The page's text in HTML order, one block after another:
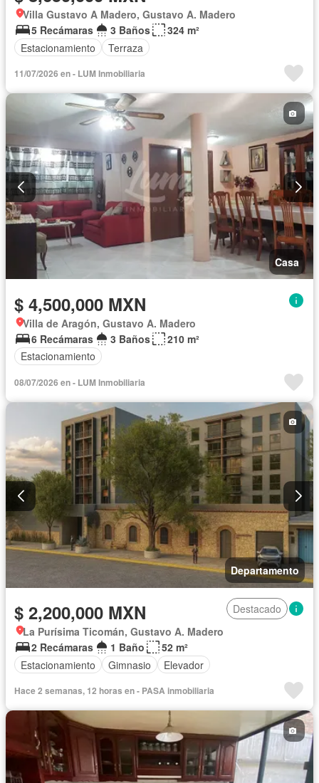
Villa Gustavo A Madero, Gustavo A. Madero
5 Recámaras
3 Baños
324 m²
Estacionamiento
Terraza
11/07/2026 en - LUM Inmobiliaria
Casa
$ 4,500,000 MXN
Villa de Aragón, Gustavo A. Madero
6 Recámaras
3 Baños
210 m²
Estacionamiento
08/07/2026 en - LUM Inmobiliaria
Departamento
$ 2,200,000 MXN
Destacado
La Purísima Ticomán, Gustavo A. Madero
2 Recámaras
1 Baño
52 m²
Estacionamiento
Gimnasio Elevador
Hace 2 semanas, 12 horas en - PASA inmobiliaria